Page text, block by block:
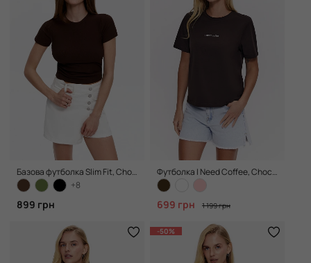
Базова футболка Slim Fit, Chocolate
+8
899 грн
Футболка I Need Coffee, Chocolate
699 грн 1 199 грн
-50%